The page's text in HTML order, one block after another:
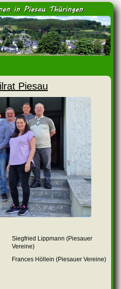
Piesau
Siegfried Lippmann (Piesauer
Vereine)
Frances Höllein (Piesauer Vereine)